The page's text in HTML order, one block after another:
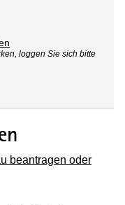
loggen Sie sich bitte
beantragen oder